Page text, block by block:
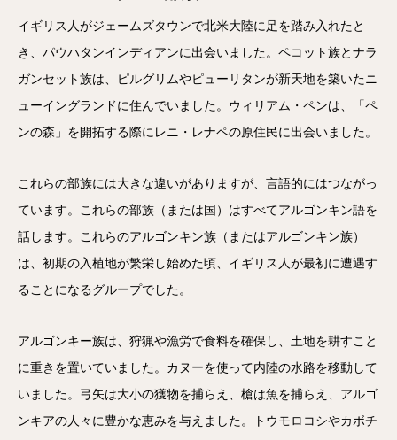
イギリス人がジェームズタウンで北米大陸に足を踏み入れたと
き、パウハタンインディアンに出会いました。ペコット族とナラ
ガンセット族は、ピルグリムやピューリタンが新天地を築いたニ
ューイングランドに住んでいました。ウィリアム・ペンは、「ペ
ンの森」を開拓する際にレニ・レナペの原住民に出会いました。
これらの部族には大きな違いがありますが、言語的にはつながっ
ています。これらの部族（または国）はすべてアルゴンキン語を
話します。これらのアルゴンキン族（またはアルゴンキン族）
は、初期の入植地が繁栄し始めた頃、イギリス人が最初に遭遇す
ることになるグループでした。
アルゴンキー族は、狩猟や漁労で食料を確保し、土地を耕すこと
に重きを置いていました。カヌーを使って内陸の水路を移動して
いました。弓矢は大小の獲物を捕らえ、槍は魚を捕らえ、アルゴ
ンキアの人々に豊かな恵みを与えました。トウモロコシやカボチ